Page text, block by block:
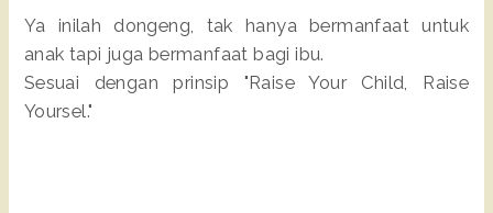
Ya inilah dongeng, tak hanya bermanfaat untuk
anak tapi juga bermanfaat bagi ibu.
Sesuai dengan prinsip "Raise Your Child, Raise
Yoursel."